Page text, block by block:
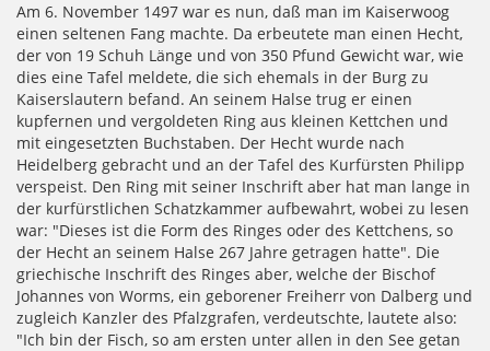
Am 6. November 1497 war es nun, daß man im Kaiserwoog
einen seltenen Fang machte. Da erbeutete man einen Hecht,
der von 19 Schuh Länge und von 350 Pfund Gewicht war, wie
dies eine Tafel meldete, die sich ehemals in der Burg zu
Kaiserslautern befand. An seinem Halse trug er einen
kupfernen und vergoldeten Ring aus kleinen Kettchen und
mit eingesetzten Buchstaben. Der Hecht wurde nach
Heidelberg gebracht und an der Tafel des Kurfürsten Philipp
verspeist. Den Ring mit seiner Inschrift aber hat man lange in
der kurfürstlichen Schatzkammer aufbewahrt, wobei zu lesen
war: "Dieses ist die Form des Ringes oder des Kettchens, so
der Hecht an seinem Halse 267 Jahre getragen hatte". Die
griechische Inschrift des Ringes aber, welche der Bischof
Johannes von Worms, ein geborener Freiherr von Dalberg und
zugleich Kanzler des Pfalzgrafen, verdeutschte, lautete also:
"Ich bin der Fisch, so am ersten unter allen in den See getan